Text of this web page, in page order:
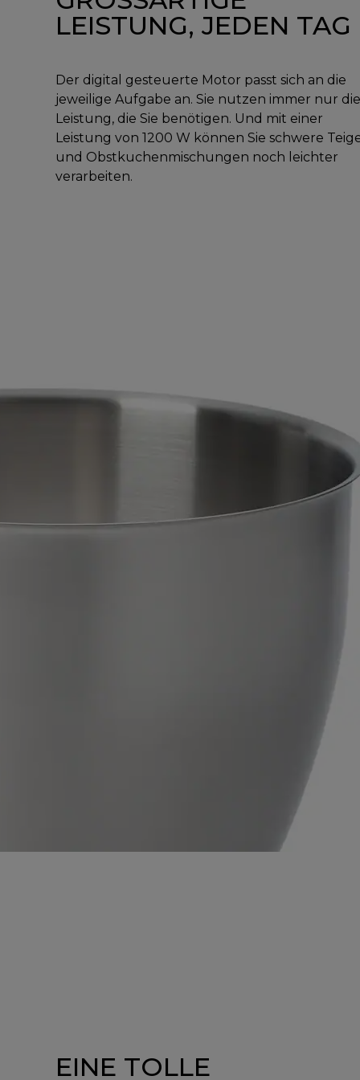
LEISTUNG, JEDEN TAG
Der digital gesteuerte Motor passt sich an die
jeweilige Aufgabe an. Sie nutzen immer nur die
Leistung, die Sie benötigen. Und mit einer
Leistung von 1200 W können Sie schwere
und Obstkuchenmischungen noch leichter
verarbeiten.
EINE TOLLE